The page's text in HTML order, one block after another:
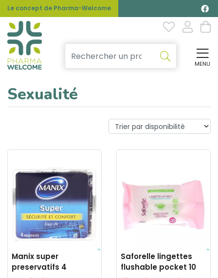
Le concept de Pharma-Welcome
MENU
Sexualité
Manix super
preservatifs 4
Saforelle lingettes
flushable pocket 10